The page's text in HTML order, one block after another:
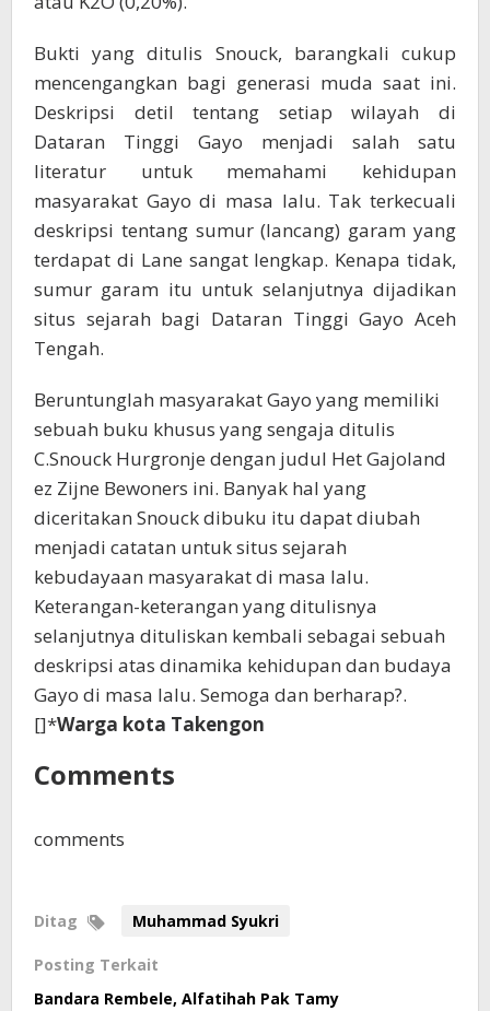
Bukti yang ditulis Snouck, barangkali cukup
mencengangkan bagi generasi muda saat ini.
Deskripsi detil tentang setiap wilayah di
Dataran Tinggi Gayo menjadi salah satu
literatur untuk memahami kehidupan
masyarakat Gayo di masa lalu. Tak terkecuali
deskripsi tentang sumur (lancang) garam yang
terdapat di Lane sangat lengkap. Kenapa tidak,
sumur garam itu untuk selanjutnya dijadikan
situs sejarah bagi Dataran Tinggi Gayo Aceh
Tengah.
Beruntunglah masyarakat Gayo yang memiliki
sebuah buku khusus yang sengaja ditulis
C.Snouck Hurgronje dengan judul Het Gajoland
ez Zijne Bewoners ini. Banyak hal yang
diceritakan Snouck dibuku itu dapat diubah
menjadi catatan untuk situs sejarah
kebudayaan masyarakat di masa lalu.
Keterangan-keterangan yang ditulisnya
selanjutnya dituliskan kembali sebagai sebuah
deskripsi atas dinamika kehidupan dan budaya
Gayo di masa lalu. Semoga dan berharap?.
[]*Warga kota Takengon
Comments
comments
Ditag Muhammad Syukri
Posting Terkait
Bandara Rembele, Alfatihah Pak Tamy